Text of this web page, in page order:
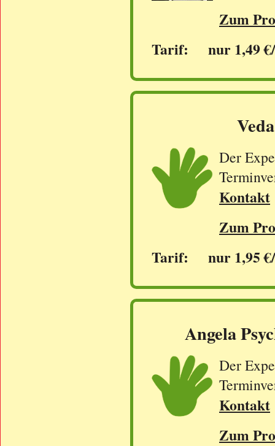
Zum
Tarif: nur 1,49
Der
Kontakt
Zum
Tarif: nur 1,95
Angela
Der
Kontakt
Zum